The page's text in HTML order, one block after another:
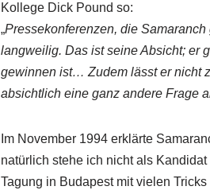
Kollege Dick Pound so:
„Pressekonferenzen, die
langweilig. Das ist seine Absicht; er
gewinnen ist… Zudem lässt er nicht
absichtlich eine ganz andere Frage
Im November 1994 erklärte
natürlich stehe ich nicht als
Tagung in Budapest mit vielen